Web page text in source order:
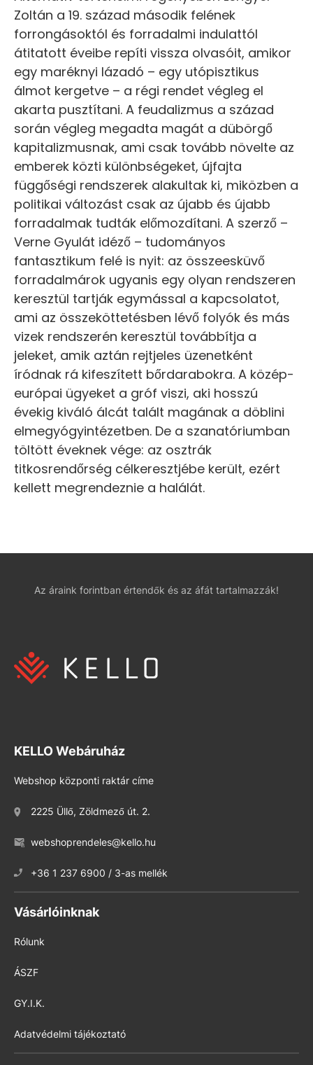
Zoltán a 19. század második felének
forrongásoktól és forradalmi indulattól
átitatott éveibe repíti vissza olvasóit, amikor
egy maréknyi lázadó – egy utópisztikus
álmot kergetve – a régi rendet végleg el
akarta pusztítani. A feudalizmus a század
során végleg megadta magát a dübörgő
kapitalizmusnak, ami csak tovább növelte az
emberek közti különbségeket, újfajta
függőségi rendszerek alakultak ki, miközben a
politikai változást csak az újabb és újabb
forradalmak tudták előmozdítani. A szerző –
Verne Gyulát idéző – tudományos
fantasztikum felé is nyit: az összeesküvő
forradalmárok ugyanis egy olyan rendszeren
keresztül tartják egymással a kapcsolatot,
ami az összeköttetésben lévő folyók és más
vizek rendszerén keresztül továbbítja a
jeleket, amik aztán rejtjeles üzenetként
íródnak rá kifeszített bőrdarabokra. A közép-
európai ügyeket a gróf viszi, aki hosszú
évekig kiváló álcát talált magának a döblini
elmegyógyintézetben. De a szanatóriumban
töltött éveknek vége: az osztrák
titkosrendőrség célkeresztjébe került, ezért
kellett megrendeznie a halálát.
Az áraink forintban értendők és az áfát tartalmazzák!
KELLO Webáruház
Webshop központi raktár címe
2225 Üllő, Zöldmező út. 2.
webshoprendeles@kello.hu
+36 1 237 6900 / 3-as mellék
Vásárlóinknak
Rólunk
ÁSZF
GY.I.K.
Adatvédelmi tájékoztató